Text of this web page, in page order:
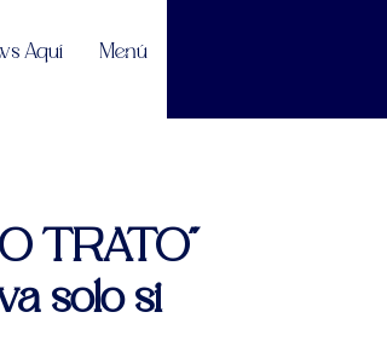
Aquí Menú
TRATO"
solo si